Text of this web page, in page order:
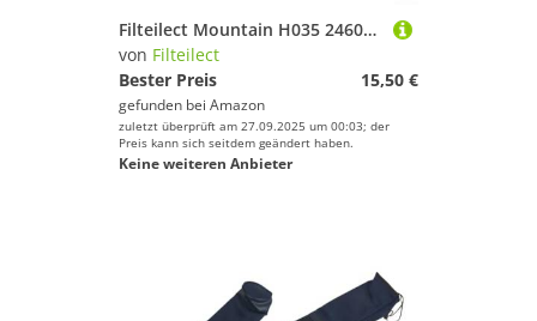
Filteilect Mountain H035 246091 Contrail Aluminium-Schaltauge für Bergamont und Rennräder, Ersatz-Legierung, Heckausfallende
von Filteilect
Bester Preis
15,50 €
gefunden bei Amazon
zuletzt überprüft am 27.09.2025 um 00:03; der
Preis kann sich seitdem geändert haben.
Keine weiteren Anbieter